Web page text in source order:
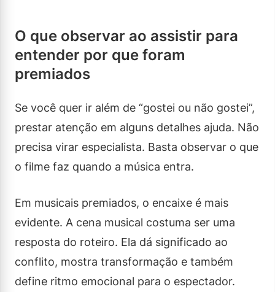
O que observar ao assistir para
entender por que foram
premiados
Se você quer ir além de “gostei ou não gostei”,
prestar atenção em alguns detalhes ajuda. Não
precisa virar especialista. Basta observar o que
o filme faz quando a música entra.
Em musicais premiados, o encaixe é mais
evidente. A cena musical costuma ser uma
resposta do roteiro. Ela dá significado ao
conflito, mostra transformação e também
define ritmo emocional para o espectador.